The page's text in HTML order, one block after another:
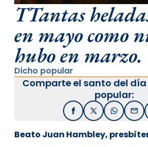
TTantas
en mayo como
hubo en marzo.
Dicho popular
Comparte el santo del
popular:
FacebookX / Twitter
Beato Juan Hambley,